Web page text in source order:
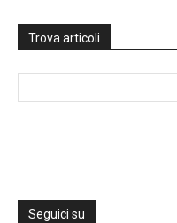
Trova articoli
Seguici su